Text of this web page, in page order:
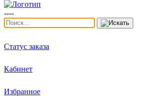
----
Статус заказа
Кабинет
Избранное